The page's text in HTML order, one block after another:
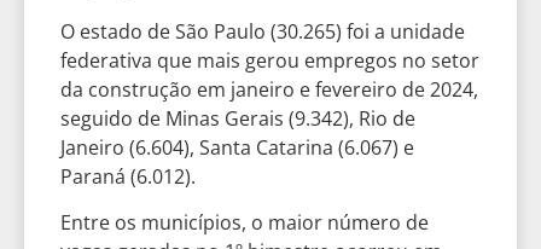
O estado de São Paulo (30.265) foi a unidade
federativa que mais gerou empregos no setor
da construção em janeiro e fevereiro de 2024,
seguido de Minas Gerais (9.342), Rio de
Janeiro (6.604), Santa Catarina (6.067) e
Paraná (6.012).
Entre os municípios, o maior número de